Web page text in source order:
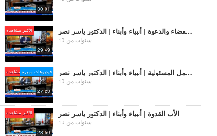
30:01
الأكتر مشاهدة
29:49
الحكمة في القضاء والدعوة | أنبياء وأبناء | الدكتور ياسر نصر
10 سنوات من
الأكتر مشاهدةفيديوهات مميزة
27:23
تهيئة الأبناء لتحمل المسئولية | أنبياء وأبناء | الدكتور ياسر نصر
10 سنوات من
الأكتر مشاهدة
28:50
الأب القدوة | أنبياء وأبناء | الدكتور ياسر نصر
10 سنوات من